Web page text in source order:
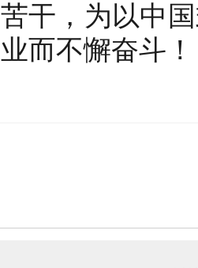
苦干，为以中
业而不懈奋斗！